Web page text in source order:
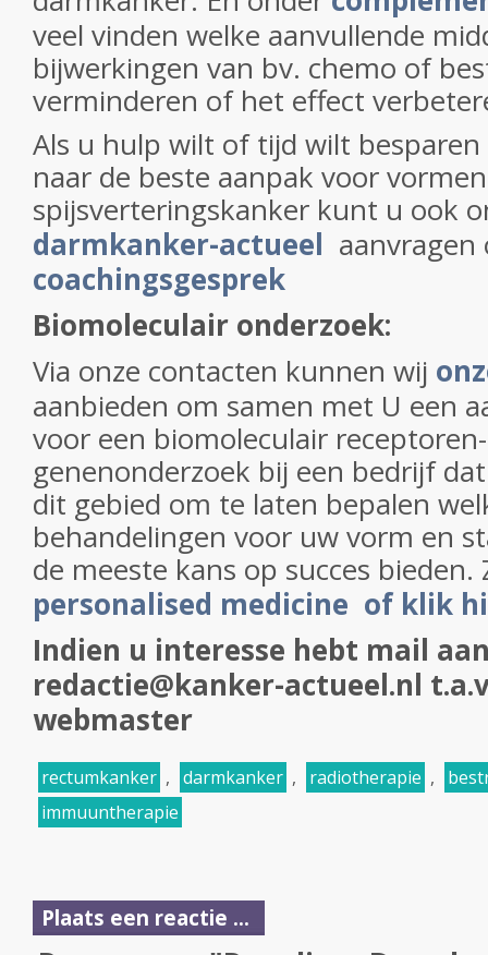
veel vinden welke aanvullende
bijwerkingen van bv. chemo of
verminderen of het effect
Als u hulp wilt of tijd wilt
naar de beste aanpak voor
spijsverteringskanker kunt u ook
darmkanker-actueel aanvragen
coachingsgesprek
Biomoleculair onderzoek:
Via onze contacten kunnen wij
aanbieden om samen met U een
voor een biomoleculair
genenonderzoek bij een bedrijf
dit gebied om te laten bepalen
behandelingen voor uw vorm en
de meeste kans op succes
personalised medicine of klik
Indien u interesse hebt mail
redactie@kanker-actueel.nl
webmaster
rectumkanker , darmkanker , radiotherapie ,
immuuntherapie
Plaats een reactie ...